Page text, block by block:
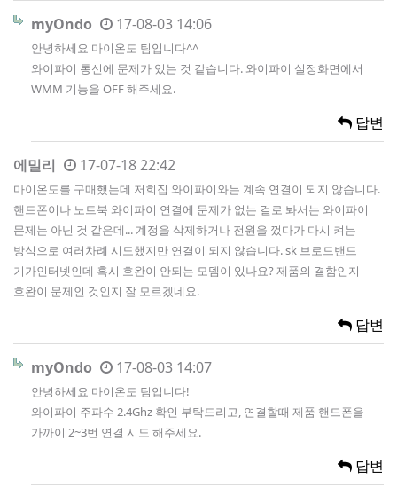
myOndo 17-08-03 14:06
안녕하세요 마이온도 팀입니다^^
와이파이 통신에 문제가 있는 것 같습니다. 와이파이 설정화면에서
WMM 기능을 OFF 해주세요.
답변
에밀리 17-07-18 22:42
마이온도를 구매했는데 저희집 와이파이와는 계속 연결이 되지 않습니다.
핸드폰이나 노트북 와이파이 연결에 문제가 없는 걸로 봐서는 와이파이
문제는 아닌 것 같은데... 계정을 삭제하거나 전원을 껐다가 다시 켜는
방식으로 여러차례 시도했지만 연결이 되지 않습니다. sk 브로드밴드
기가인터넷인데 혹시 호완이 안되는 모뎀이 있나요? 제품의 결함인지
호완이 문제인 것인지 잘 모르겠네요.
답변
myOndo 17-08-03 14:07
안녕하세요 마이온도 팀입니다!
와이파이 주파수 2.4Ghz 확인 부탁드리고, 연결할때 제품 핸드폰을
가까이 2~3번 연결 시도 해주세요.
답변